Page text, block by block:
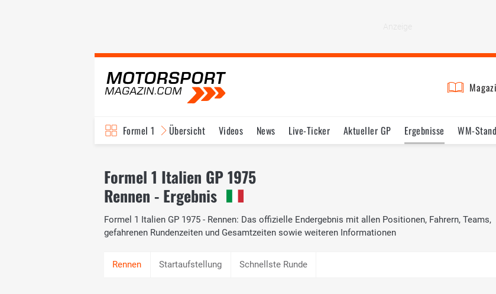
Formel 1 Übersicht Videos News Live-Ticker Aktueller GP Ergebnisse WM-Stand
Formel 1 Italien GP 1975
Rennen - Ergebnis
Formel 1 Italien GP 1975 - Rennen: Das offizielle Endergebnis mit allen Positionen, Fahrern, Teams,
gefahrenen Rundenzeiten und Gesamtzeiten sowie weiteren Informationen
Startaufstellung Schnellste Runde